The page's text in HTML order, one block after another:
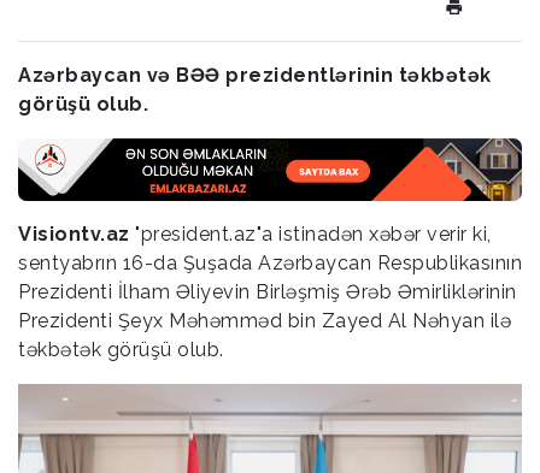
Azərbaycan və BƏƏ prezidentlərinin təkbətək
görüşü olub.
Visiontv.az "president.az"a istinadən xəbər verir ki,
sentyabrın 16-da Şuşada Azərbaycan Respublikasının
Prezidenti İlham Əliyevin Birləşmiş Ərəb Əmirliklərinin
Prezidenti Şeyx Məhəmməd bin Zayed Al Nəhyan ilə
təkbətək görüşü olub.